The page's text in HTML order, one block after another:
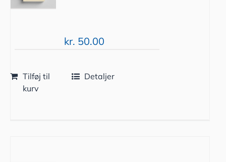
kr. 50.00
Tilføj til
kurv
Detaljer